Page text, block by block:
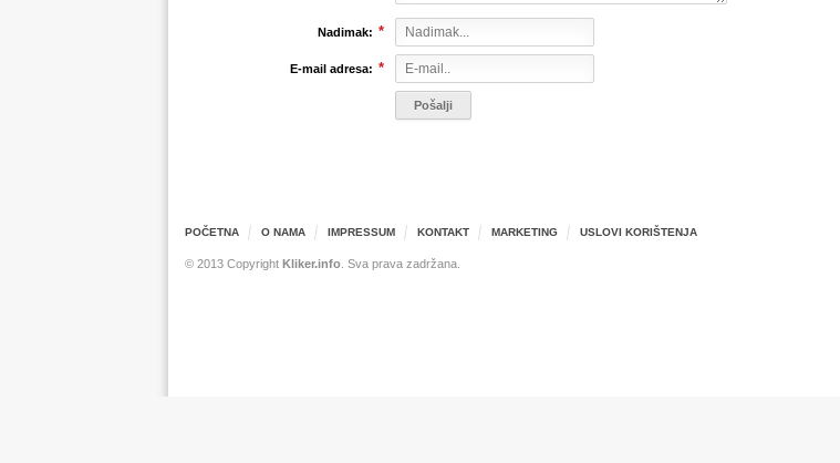
Nadimak: *
E-mail adresa: *
POČETNA O NAMA IMPRESSUM KONTAKT MARKETING USLOVI KORIŠTENJA
© 2013 Copyright Kliker.info. Sva prava zadržana.